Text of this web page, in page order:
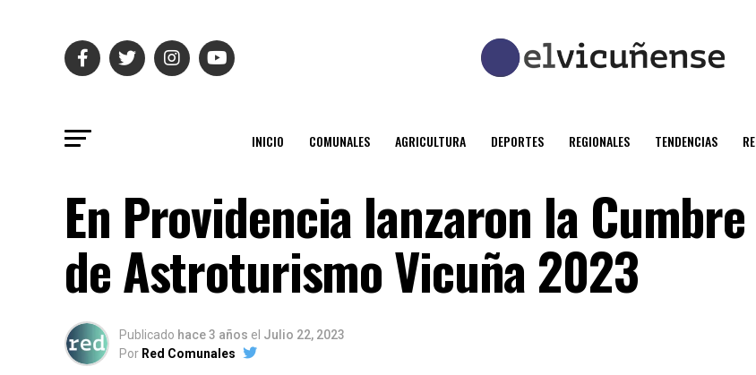
INICIO COMUNALES AGRICULTURA DEPORTES REGIONALES TENDENCIAS
En Providencia lanzaron la
de Astroturismo Vicuña 2023
Publicado hace 3 años el Julio 22, 2023
Por Red Comunales